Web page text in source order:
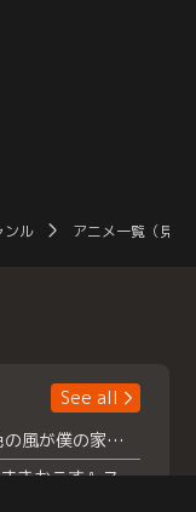
ンル アニメ一覧（見放
See all
浮所飛貴主演！ 【夏色の風が僕の家にやってきた】 本日よりテラサで独占配信スタート！
『夏色の雲が恋と嵐をまきおこす』スペシャルメイキング 【Part1】2026年７月18日（土）23時30分～配信スタート！話題のシーンの裏側を大公開！豪華キャスト大集合！ 『武宮家 真夏の家族会議』開催！